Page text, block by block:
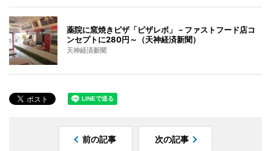
薬院に窯焼きピザ「ピザレボ」－ファストフード店コ
ンセプトに280円～（天神経済新聞）
天神経済新聞
前の記事 次の記事